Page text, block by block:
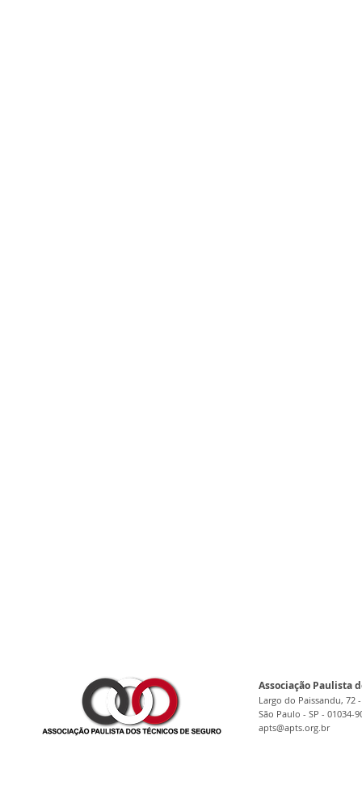
Associação Paulista
Largo do Paissandu, 72
São Paulo - SP - 01034-
apts@apts.org.br